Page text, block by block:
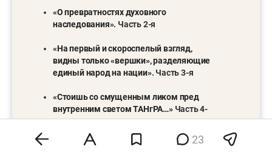
«О превратностях духовного
наследования». Часть 2-я
«На первый и скороспелый взгляд,
видны только «вершки», разделяющие
единый народ на нации». Часть 3-я
«Стоишь со смущенным ликом пред
внутренним светом ТАНгРА…»Часть 4-
я
Чингисхан и неприкаянное наследство
23